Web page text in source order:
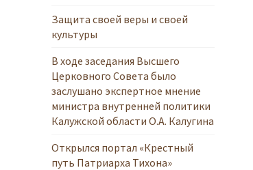
Защита своей веры и своей
культуры
В ходе заседания Высшего
Церковного Совета было
заслушано экспертное мнение
министра внутренней политики
Калужской области О.А. Калугина
Открылся портал «Крестный
путь Патриарха Тихона»